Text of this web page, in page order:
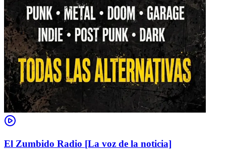
El Zumbido Radio [La voz de la noticia]